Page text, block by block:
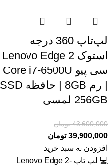
لپ‌تاپ 360 درجه
استوک Lenovo Edge 2
سی پیو Core i7-6500U
| رم 8GB | حافظه SSD
256GB لمسی
43,600,000 تومان
39,900,000 تومان
افزودن به سبد خرید
💻 لپ تاپ Lenovo Edge 2-